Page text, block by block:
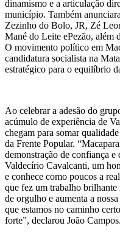
dinamismo e a articulação
município. Também
Zezinho do Bolo, JR, Zé
Mané do Leite ePezão, além
O movimento político em
candidatura socialista na
estratégico para o equilíbrio
Ao celebrar a adesão do
acúmulo de experiência de
chegam para somar
da Frente Popular.
demonstração de confiança
Valdecírio Cavalcanti, um
e conhece como poucos a
que fez um trabalho brilhante
de orgulho e aumenta a
que estamos no caminho
forte”, declarou João Campos.